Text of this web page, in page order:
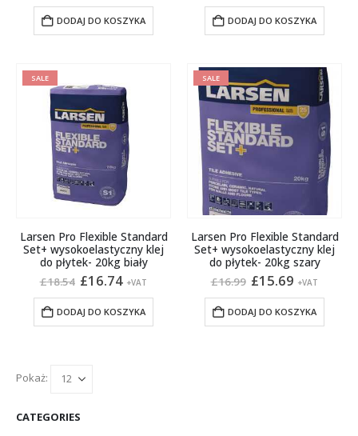
wynosiła:
£18.48.
wynosi:
£17.43.
DODAJ DO KOSZYKA wynosiła:
£19.60.
wynosi:
£18.54.
DODAJ DO KOSZYKA
SALE
Larsen Pro Flexible Standard
Set+ wysokoelastyczny klej
do płytek- 20kg biały
£18.54 Pierwotna
wynosiła:
£18.54.
£16.74Aktualna
wynosi:
£16.74.
+VAT
DODAJ DO KOSZYKA
SALE
Larsen Pro Flexible Standard
Set+ wysokoelastyczny klej
do płytek- 20kg szary
£16.99 Pierwotna
wynosiła:
£16.99.
£15.69 Aktualna
wynosi:
£15.69.
+VAT
DODAJ DO KOSZYKA
Pokaż:
CATEGORIES